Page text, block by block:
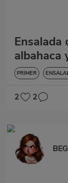
Ensalada
albahaca
PRIMER
2 2